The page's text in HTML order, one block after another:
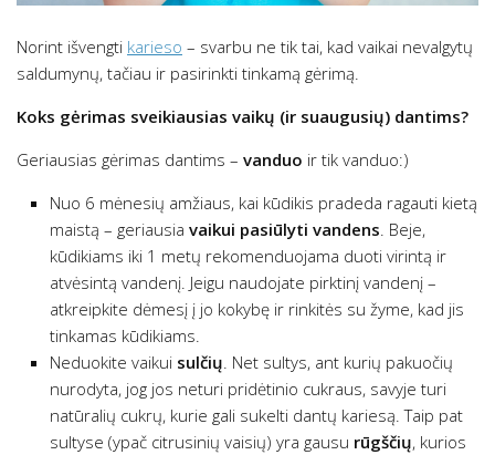
Norint išvengti karieso – svarbu ne tik tai, kad vaikai nevalgytų
saldumynų, tačiau ir pasirinkti tinkamą gėrimą.
Koks gėrimas sveikiausias vaikų (ir suaugusių) dantims?
Geriausias gėrimas dantims – vanduo ir tik vanduo:)
Nuo 6 mėnesių amžiaus, kai kūdikis pradeda ragauti kietą
maistą – geriausia vaikui pasiūlyti vandens . Beje,
kūdikiams iki 1 metų rekomenduojama duoti virintą ir
atvėsintą vandenį. Jeigu naudojate pirktinį vandenį –
atkreipkite dėmesį į jo kokybę ir rinkitės su žyme, kad jis
tinkamas kūdikiams.
Neduokite vaikui sulčių . Net sultys, ant kurių pakuočių
nurodyta, jog jos neturi pridėtinio cukraus, savyje turi
natūralių cukrų, kurie gali sukelti dantų kariesą. Taip pat
sultyse (ypač citrusinių vaisių) yra gausu rūgščių, kurios